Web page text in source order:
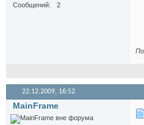
Сообщений
2
22.12.2009, 16:52
MainFrame